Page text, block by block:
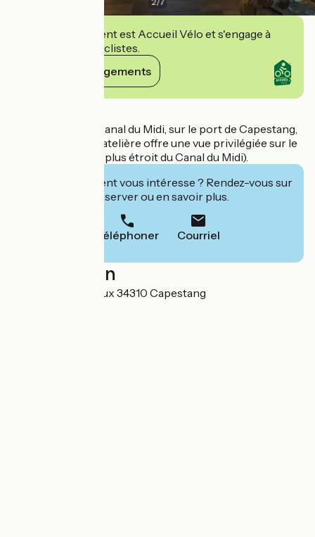
Cet établissement est Accueil Vélo et s'engage à
accueillir des cyclistes.
Voir ses engagements
Situé au bord du Canal du Midi, sur le port de Capestang,
le restaurant La Batelière offre une vue privilégiée sur le
pont de Saisse (le plus étroit du Canal du Midi).
Cet établissement vous intéresse ? Rendez-vous sur
leur site pour réserver ou en savoir plus.
Téléphoner Courriel
Localisation
Quai Elie Amouroux 34310 Capestang